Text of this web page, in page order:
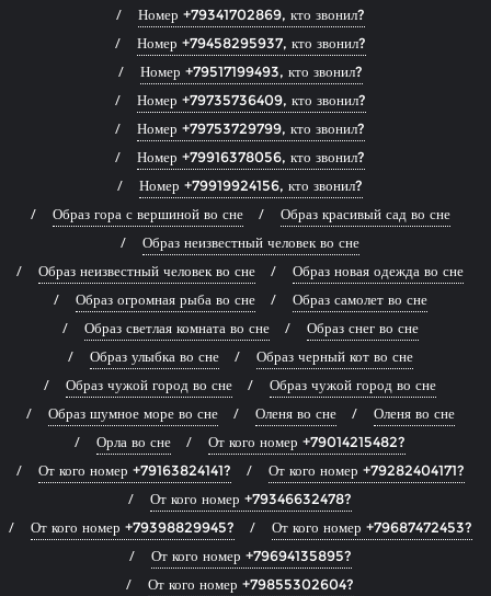
Номер +79341702869, кто звонил?
Номер +79458295937, кто звонил?
Номер +79517199493, кто звонил?
Номер +79735736409, кто звонил?
Номер +79753729799, кто звонил?
Номер +79916378056, кто звонил?
Номер +79919924156, кто звонил?
Образ гора с вершиной во сне
Образ красивый сад во сне
Образ неизвестный человек во сне
Образ неизвестный человек во сне
Образ новая одежда во сне
Образ огромная рыба во сне
Образ самолет во сне
Образ светлая комната во сне
Образ снег во сне
Образ улыбка во сне
Образ черный кот во сне
Образ чужой город во сне
Образ чужой город во сне
Образ шумное море во сне
Оленя во сне
Оленя во сне
Орла во сне
От кого номер +79014215482?
От кого номер +79163824141?
От кого номер +79282404171?
От кого номер +79346632478?
От кого номер +79398829945?
От кого номер +79687472453?
От кого номер +79694135895?
От кого номер +79855302604?